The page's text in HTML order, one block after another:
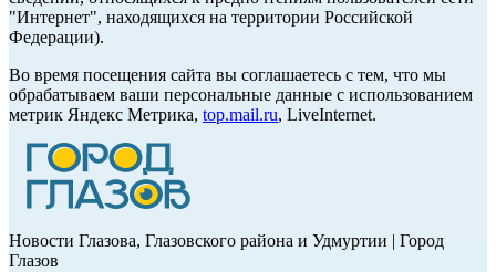
"Интернет", находящихся на территории Российской
Федерации).
Во время посещения сайта вы соглашаетесь с тем, что мы
обрабатываем ваши персональные данные с использованием
метрик Яндекс Метрика, top.mail.ru, LiveInternet.
Новости Глазова, Глазовского района и Удмуртии | Город
Глазов